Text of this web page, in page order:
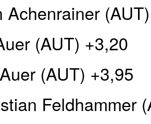
Achenrainer
(AUT) +3,20
(AUT) +3,95
Feldhammer